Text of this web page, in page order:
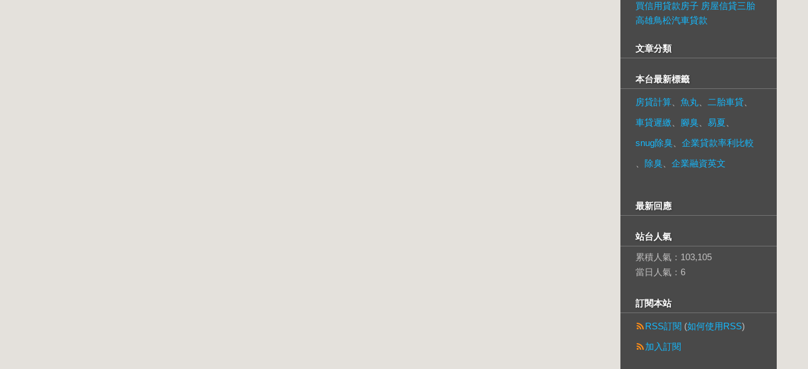
買信用貸款房子 房屋信貸三胎
高雄鳥松汽車貸款
文章分類
本台最新標籤
房貸計算 魚丸 二胎車貸
車貸遲繳
腳臭 易夏
snug除臭
企業貸款率利比較
除臭 企業融資英文
最新回應
站台人氣
累積人氣： 103,105
當日人氣： 6
訂閱本站
RSS訂閱 (如何使用RSS)
加入訂閱